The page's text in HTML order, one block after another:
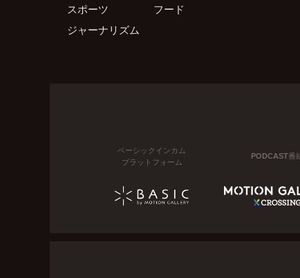
スポーツ
フード
ジャーナリズム
ベーシックインカム
プラットフォーム
PODCAST番